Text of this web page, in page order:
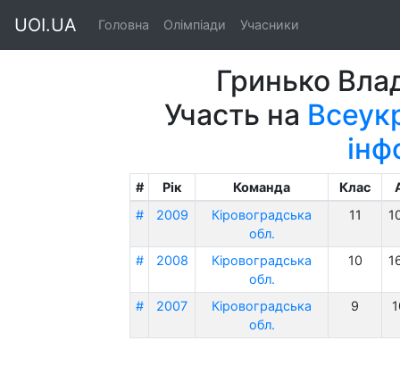
UOI.UA Головна Олімпіади Учасники
Гринько
Участь на
# Рік Команда Клас
#
2009
Кіровоградська
обл.
11
# 2008
Кіровоградська
обл.
10
# 2007
Кіровоградська
обл.
9